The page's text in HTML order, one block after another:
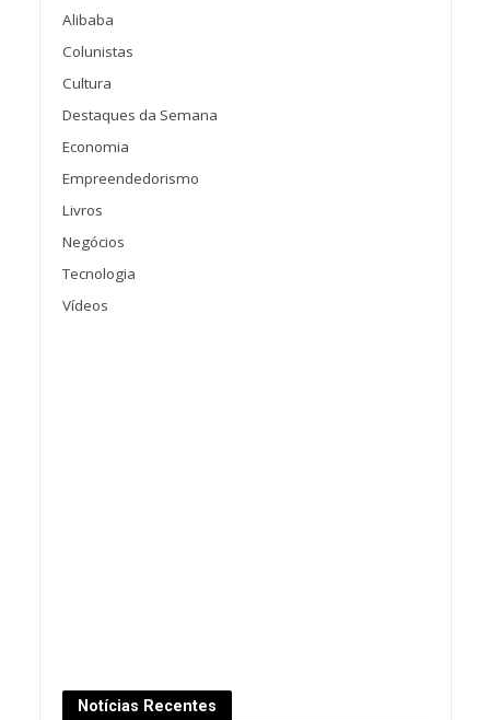
Alibaba
Colunistas
Cultura
Destaques da Semana
Economia
Empreendedorismo
Livros
Negócios
Tecnologia
Vídeos
Notícias Recentes